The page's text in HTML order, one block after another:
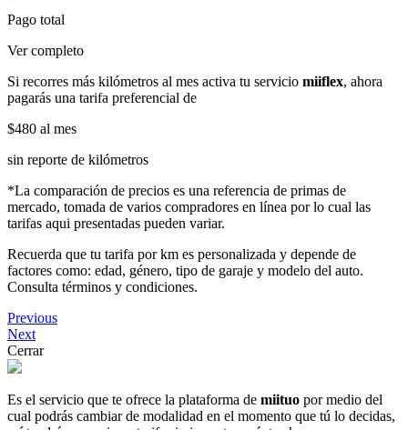
Pago total
Ver completo
Si recorres más kilómetros al mes activa tu servicio miiflex, ahora
pagarás una tarifa preferencial de
$480 al mes
sin reporte de kilómetros
*La comparación de precios es una referencia de primas de
mercado, tomada de varios compradores en línea por lo cual las
tarifas aqui presentadas pueden variar.
Recuerda que tu tarifa por km es personalizada y depende de
factores como: edad, género, tipo de garaje y modelo del auto.
Consulta términos y condiciones.
Previous
Next
Cerrar
Es el servicio que te ofrece la plataforma de miituo por medio del
cual podrás cambiar de modalidad en el momento que tú lo decidas,